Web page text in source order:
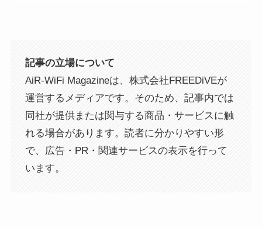
記事の立場について
AiR-WiFi Magazineは、株式会社FREEDiVEが
運営するメディアです。そのため、記事内では
同社が提供または関与する商品・サービスに触
れる場合があります。読者に分かりやすい形
で、広告・PR・関連サービスの表示を行って
います。